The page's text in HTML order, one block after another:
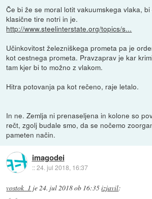
Če bi že se moral lotit vakuumskega vlaka,
klasične tire notri in je.
http://www.steelinterstate.org/topics/s...
Učinkovitost železniškega prometa pa je
kot cestnega prometa. Pravzaprav je kar
tam kjer bi to možno z vlakom.
Hitra potovanja pa kot rečeno, raje letalo.
In ne. Zemlja ni prenaseljena in kolone so
rečt, zgolj budale smo, da se nočemo
pameten način.
imagodei
::24. jul 2018, 16:37
vostok_1 je 24. jul 2018 ob 16:35izjavil: